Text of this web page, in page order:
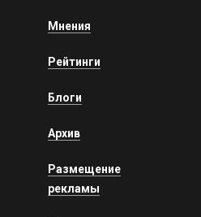
Мнения
Рейтинги
Блоги
Архив
Размещение
рекламы